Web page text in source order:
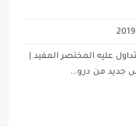
عليه المختصر المفيد |
جديد من درو...